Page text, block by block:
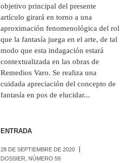
objetivo principal del presente
artículo girará en torno a una
aproximación fenomenológica del rol
que la fantasía juega en el arte, de tal
modo que esta indagación estará
contextualizada en las obras de
Remedios Varo. Se realiza una
cuidada apreciación del concepto de
fantasía en pos de elucidar...
ENTRADA
28 DE SEPTIEMBRE DE 2020
DOSSIER
NÚMERO 59